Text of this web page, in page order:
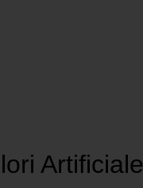
Artificiale